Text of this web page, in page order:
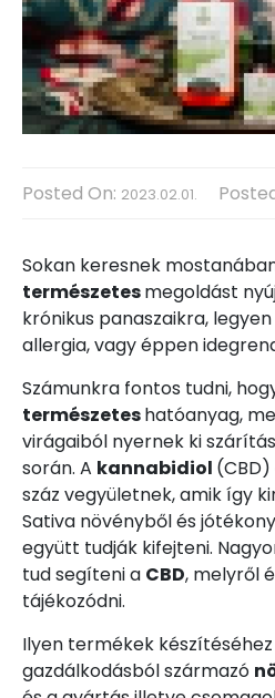
Posted On: 2023.02.01.
Sokan keresnek
természetesmegoldást
krónikus panaszaikra,
allergia, vagy éppen
Számunkra fontos tudni,
természeteshatóanyag,
virágaiból nyernek ki
során. A kannabidiol
száz vegyületnek, amik így
Sativa növényből és
együtt tudják kifejteni.
tud segíteni a CBD, melyről
tájékozódni.
Ilyen termékek
gazdálkodásból származó